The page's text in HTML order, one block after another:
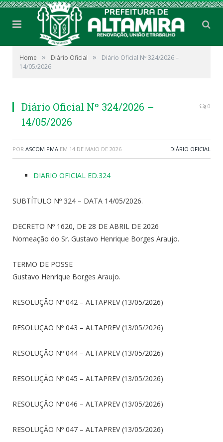
Home » Diário Oficial »
Diário Oficial Nº 324/2026 –
14/05/2026
Diário Oficial Nº 324/2026 –
14/05/2026
0
POR ASCOM PMA EM 14 DE MAIO DE 2026 DIÁRIO OFICIAL
DIARIO OFICIAL ED.324
SUBTÍTULO Nº 324 – DATA 14/05/2026.
DECRETO Nº 1620, DE 28 DE ABRIL DE 2026
Nomeação do Sr. Gustavo Henrique Borges Araujo.
TERMO DE POSSE
Gustavo Henrique Borges Araujo.
RESOLUÇÃO Nº 042 – ALTAPREV (13/05/2026)
RESOLUÇÃO Nº 043 – ALTAPREV (13/05/2026)
RESOLUÇÃO Nº 044 – ALTAPREV (13/05/2026)
RESOLUÇÃO Nº 045 – ALTAPREV (13/05/2026)
RESOLUÇÃO Nº 046 – ALTAPREV (13/05/2026)
RESOLUÇÃO Nº 047 – ALTAPREV (13/05/2026)